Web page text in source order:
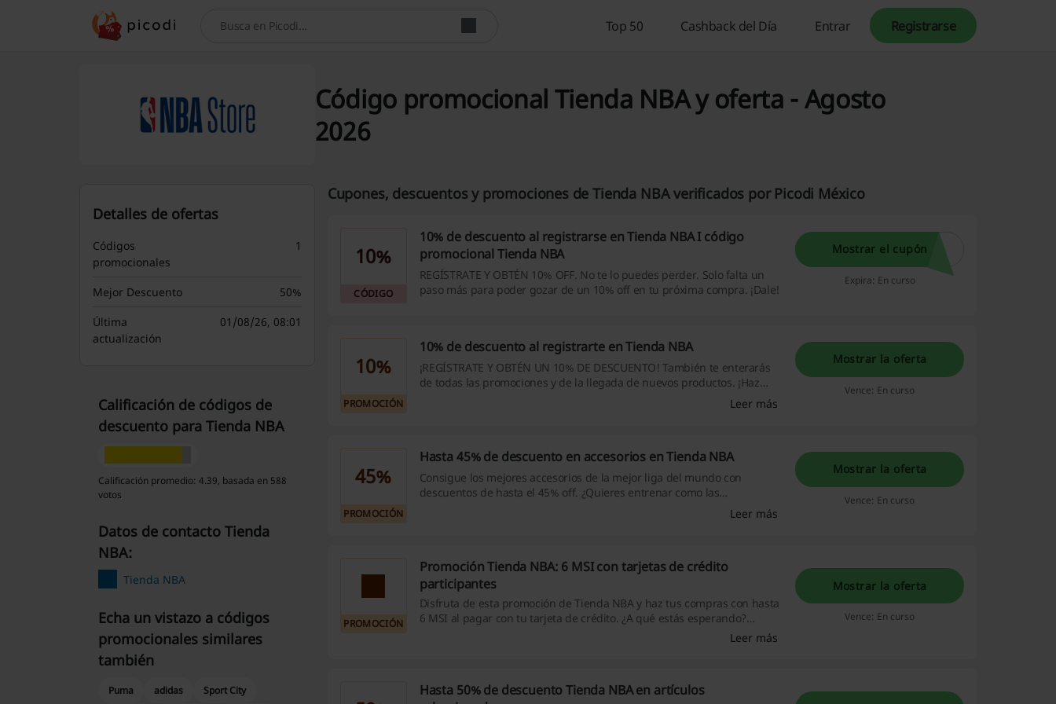
Busca Top 50 Cashback del Día Entrar Registrarse
Código promocional Tienda NBA y oferta - Agosto
2026
Cupones, descuentos y promociones de Tienda NBA verificados por Picodi México
10%
CÓDIGO
10% de descuento al registrarse en Tienda NBA I código
promocional Tienda NBA
REGÍSTRATE Y OBTÉN 10% OFF. No te lo puedes perder. Solo falta un
paso más para poder gozar de un 10% off en tu próxima compra. ¡Dale!
Mostrar el cupón
Expira: En curso
10%
PROMOCIÓN
10% de descuento al registrarte en Tienda NBA
¡REGÍSTRATE Y OBTÉN UN 10% DE DESCUENTO! También te enterarás
de todas las promociones y de la llegada de nuevos productos. ¡Haz
Leer más
Mostrar la oferta
Vence: En curso
45%
PROMOCIÓN
Hasta 45% de descuento en accesorios en Tienda NBA
Consigue los mejores accesorios de la mejor liga del mundo con
descuentos de hasta el 45% off. ¿Quieres entrenar como las
superestrellas de la NBA? ¡Consigue todos los accesorios de tu ligaLeer más
Mostrar la oferta
Vence: En curso
PROMOCIÓN
Promoción Tienda NBA: 6 MSI con tarjetas de crédito
participantes
Disfruta de esta promoción de Tienda NBA y haz tus compras con hasta
6 MSI al pagar con tu tarjeta de crédito. ¿A qué estás esperando?
Leer más
Mostrar la oferta
Vence: En curso
Hasta 50% de descuento Tienda NBA en artículos
Detalles de ofertas
Códigos
promocionales
1
Mejor Descuento
50%
Última
actualización
01/08/26, 08:01
Calificación de códigos de
descuento para Tienda NBA
Calificación promedio: 4.39, basada en 588
votos
Datos de contacto Tienda
NBA:
Tienda NBA
Echa un vistazo a códigos
promocionales similares
también
Puma adidas
Sport City